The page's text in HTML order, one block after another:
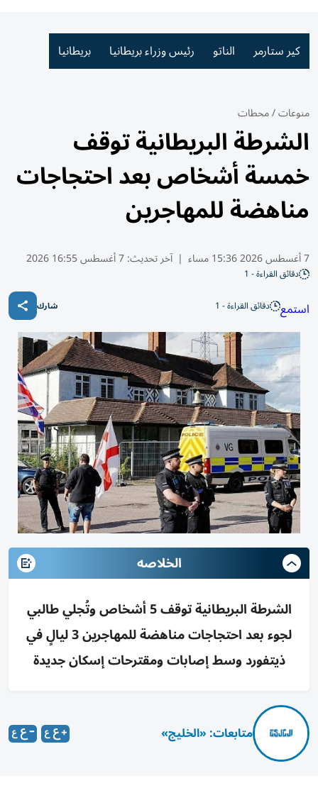
كير ستارمر الناتو رئيس وزراء بريطانيا بريطانيا
منوعات/محطات
الشرطة البريطانية توقف
خمسة أشخاص بعد احتجاجات
مناهضة للمهاجرين
7 أغسطس 2026 15:36 مساء | آخر تحديث:7 أغسطس 16:55 2026
دقائق القراءة - 1
استمع دقائق القراءة - 1 شارك
الخلاصه
الشرطة البريطانية توقف 5 أشخاص وتُجلي طالبي
لجوء بعد احتجاجات مناهضة للمهاجرين 3 ليالٍ في
ذيتفورد وسط إصابات ومقترحات إسكان جديدة
متابعات: «الخليج»